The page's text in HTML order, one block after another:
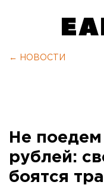
← НОВОСТИ
Не
рублей:
боятся